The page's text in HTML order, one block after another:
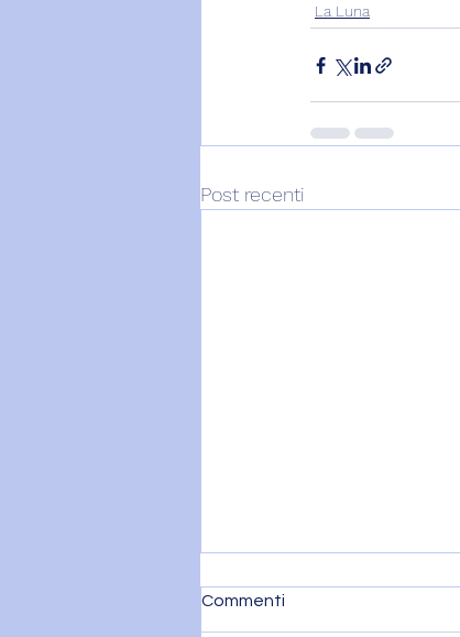
La Luna
Post recenti
Commenti